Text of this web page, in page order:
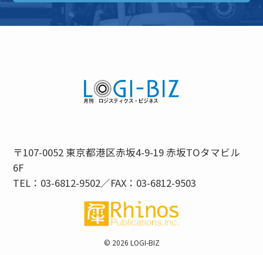
〒107-0052 東京都港区赤坂4-9-19 赤坂TOタマビル
6F
TEL：03-6812-9502／FAX：03-6812-9503
© 2026 LOGI-BIZ